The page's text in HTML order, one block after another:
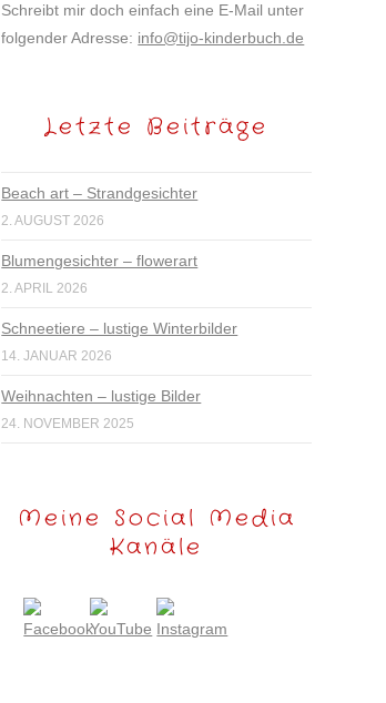
Schreibt mir doch einfach eine E-Mail unter
folgender Adresse: info@tijo-kinderbuch.de
Letzte Beiträge
Beach art – Strandgesichter
2. AUGUST 2026
Blumengesichter – flowerart
2. APRIL 2026
Schneetiere – lustige Winterbilder
14. JANUAR 2026
Weihnachten – lustige Bilder
24. NOVEMBER 2025
Meine Social Media
Kanäle